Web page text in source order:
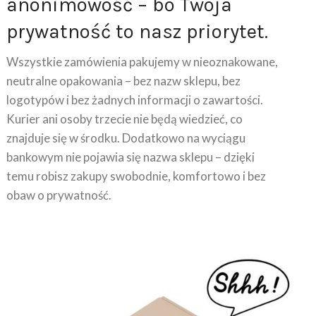
prywatność to nasz priorytet.
Wszystkie zamówienia pakujemy w nieoznakowane,
neutralne opakowania – bez nazw sklepu, bez
logotypów i bez żadnych informacji o zawartości.
Kurier ani osoby trzecie nie będą wiedzieć, co
znajduje się w środku. Dodatkowo na wyciągu
bankowym nie pojawia się nazwa sklepu – dzięki
temu robisz zakupy swobodnie, komfortowo i bez
obaw o prywatność.